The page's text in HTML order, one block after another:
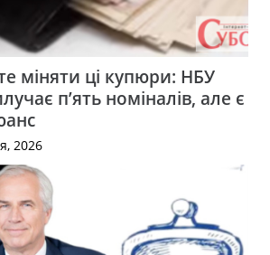
міняти ці купюри: НБУ
п’ять номіналів, але є
2026